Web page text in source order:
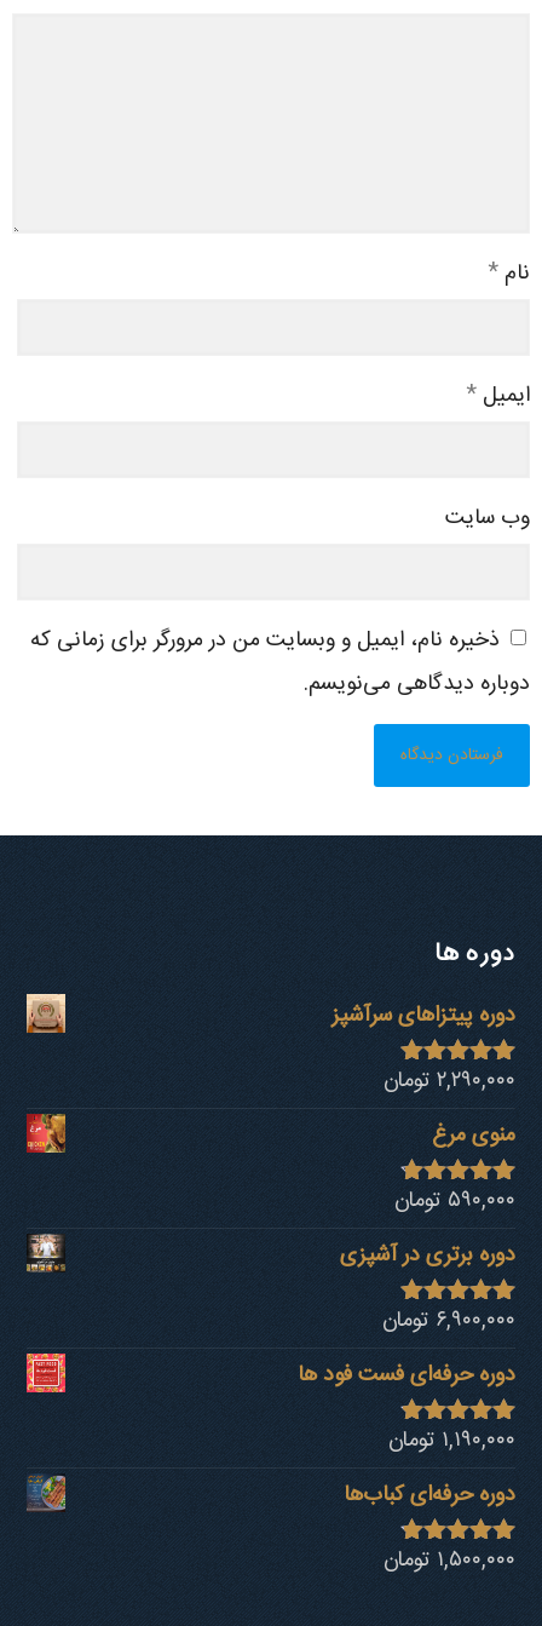
نام *
ایمیل *
وب‌ سایت
ذخیره نام، ایمیل و وبسایت من در مرورگر برای زمانی که
دوباره دیدگاهی می‌نویسم.
دوره ها
دوره پیتزاهای سرآشپز
نمره4.94
از 5
۲,۲۹۰,۰۰۰ تومان
منوی مرغ
نمره4.68
از 5
۵۹۰,۰۰۰ تومان
دوره برتری در آشپزی
نمره4.92
از 5
۶,۹۰۰,۰۰۰ تومان
دوره حرفه‌ای فست فود ها
نمره4.80
از 5
۱,۱۹۰,۰۰۰ تومان
دوره حرفه‌ای کباب‎‌ها
نمره4.73
۱,۵۰۰,۰۰۰ تومان